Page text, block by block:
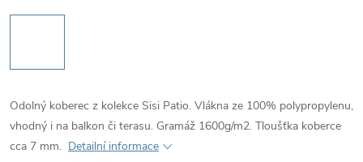
Odolný koberec z kolekce Sisi Patio. Vlákna ze 100% polypropylenu,
vhodný i na balkon či terasu. Gramáž 1600g/m2. Tloušťka koberce
cca 7 mm. Detailní informace